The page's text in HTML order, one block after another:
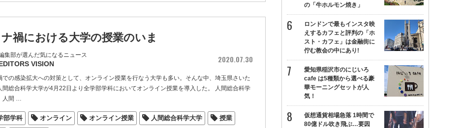
禍における大学の授業のいま
集部が選んだ気になるニュース
VISION 2020.07.30
での感染拡大への対策として、オンライン授業を行なう大学も多い。そんな中、埼玉県さいた
間総合科学大学が4月22日より全学部学科においてオンライン授業を導入した。 人間総合科学
人間 …
部学科 オンライン オンライン授業 人間総合科学大学 授業
の「牛ホルモン焼き」
ロンドンで最もインスタ映
えするカフェと評判の「ホ
スト・カフェ」は金融街に
佇む教会の中にあり!
愛知県稲沢市のにじいろ
cafe は5種類から選べる豪
華モーニングセットが人
気！
仮想通貨相場急落 1時間で
80億ドル吹き飛ぶ…要因